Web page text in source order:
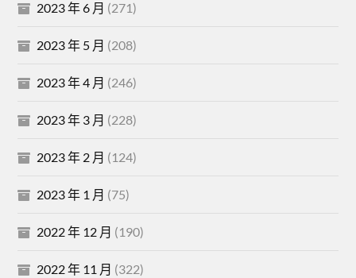
2023 年 6 月 (271)
2023 年 5 月 (208)
2023 年 4 月 (246)
2023 年 3 月 (228)
2023 年 2 月 (124)
2023 年 1 月 (75)
2022 年 12 月 (190)
2022 年 11 月 (322)